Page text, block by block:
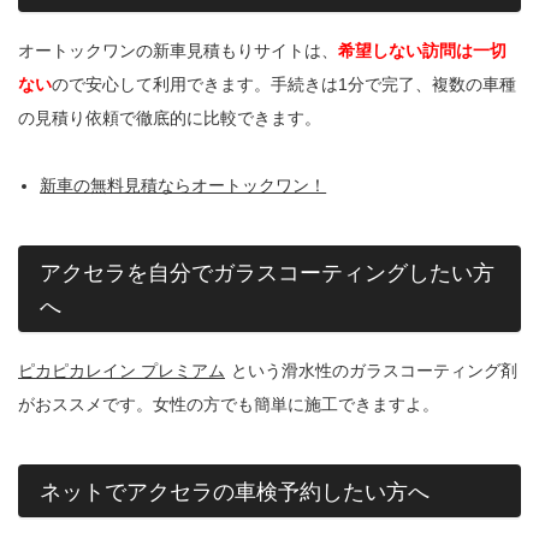
オートックワンの新車見積もりサイトは、 希望しない訪問は一切
ないので安心して利用できます。手続きは1分で完了、複数の車種
の見積り依頼で徹底的に比較できます。
新車の無料見積ならオートックワン！
アクセラを自分でガラスコーティングしたい方
へ
ピカピカレイン プレミアム という滑水性のガラスコーティング剤
がおススメです。女性の方でも簡単に施工できますよ。
ネットでアクセラの車検予約したい方へ